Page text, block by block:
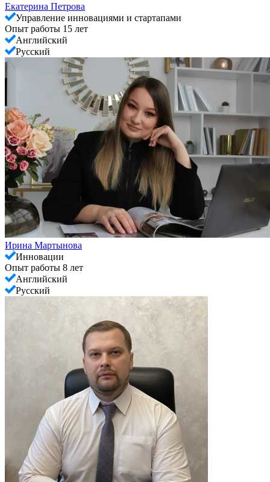
Екатерина Петрова
Управление инновациями и стартапами
Опыт работы 15 лет
Английский
Русский
Ирина Мартынова
Инновации
Опыт работы 8 лет
Английский
Русский